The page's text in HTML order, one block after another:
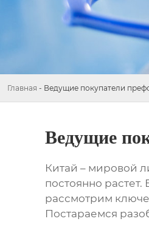
Главная - Ведущие покупатели
Ведущие
Китай – мировой
постоянно
рассмотрим
Постараемся